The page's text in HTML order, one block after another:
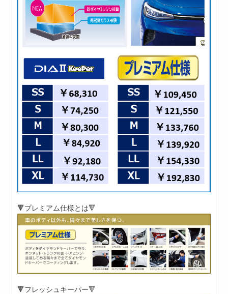
🔻プレミアム仕様とは🔻
🔻フレッシュキーパー🔻